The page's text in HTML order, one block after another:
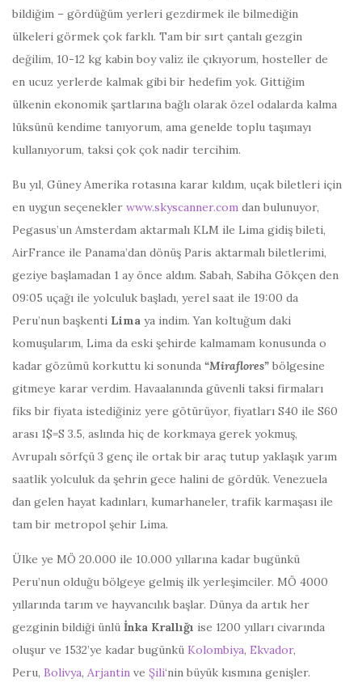
bildiğim – gördüğüm yerleri gezdirmek ile bilmediğin
ülkeleri görmek çok farklı. Tam bir sırt çantalı gezgin
değilim, 10-12 kg kabin boy valiz ile çıkıyorum, hosteller de
en ucuz yerlerde kalmak gibi bir hedefim yok. Gittiğim
ülkenin ekonomik şartlarına bağlı olarak özel odalarda kalma
lüksünü kendime tanıyorum, ama genelde toplu taşımayı
kullanıyorum, taksi çok çok nadir tercihim.
Bu yıl, Güney Amerika rotasına karar kıldım, uçak biletleri için
en uygun seçenekler www.skyscanner.com dan bulunuyor,
Pegasus’un Amsterdam aktarmalı KLM ile Lima gidiş bileti,
AirFrance ile Panama’dan dönüş Paris aktarmalı biletlerimi,
geziye başlamadan 1 ay önce aldım. Sabah, Sabiha Gökçen den
09:05 uçağı ile yolculuk başladı, yerel saat ile 19:00 da
Peru’nun başkenti Lima ya indim. Yan koltuğum daki
komuşularım, Lima da eski şehirde kalmamam konusunda o
kadar gözümü korkuttu ki sonunda “Miraflores” bölgesine
gitmeye karar verdim. Havaalanında güvenli taksi firmaları
fiks bir fiyata istediğiniz yere götürüyor, fiyatları S40 ile S60
arası 1$=S 3.5, aslında hiç de korkmaya gerek yokmuş,
Avrupalı sörfçü 3 genç ile ortak bir araç tutup yaklaşık yarım
saatlik yolculuk da şehrin gece halini de gördük. Venezuela
dan gelen hayat kadınları, kumarhaneler, trafik karmaşası ile
tam bir metropol şehir Lima.
Ülke ye MÖ 20.000 ile 10.000 yıllarına kadar bugünkü
Peru’nun olduğu bölgeye gelmiş ilk yerleşimciler. MÖ 4000
yıllarında tarım ve hayvancılık başlar. Dünya da artık her
gezginin bildiği ünlü İnka Krallığı ise 1200 yılları civarında
oluşur ve 1532’ye kadar bugünkü Kolombiya, Ekvador,
Peru, Bolivya, Arjantin ve Şili‘nin büyük kısmına genişler.